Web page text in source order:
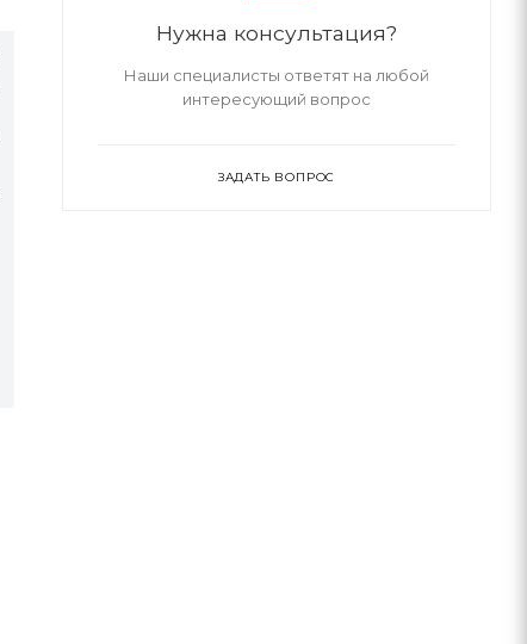
Нужна консультация?
Наши специалисты ответят на любой
интересующий вопрос
ЗАДАТЬ ВОПРОС